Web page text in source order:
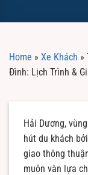
Home » Xe Khách »
Đình: Lịch Trình &
Hải Dương,
hút du khách
giao thông
muôn vàn lựa